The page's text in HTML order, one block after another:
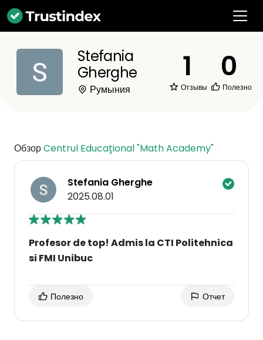
Stefania
Gherghe
Румыния
1
Отзывы
0
Полезно
ОбзорCentrul Educațional "Math Academy"
Stefania Gherghe
2025.08.01
Profesor de top! Admis la CTI Politehnica
si FMI Unibuc
Полезно Отчет